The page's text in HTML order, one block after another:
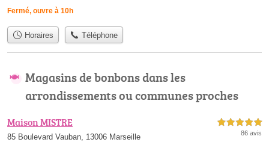
Fermé, ouvre à 10h
Horaires Téléphone
Magasins de bonbons dans les
arrondissements ou communes proches
Maison MISTRE
85 Boulevard Vauban, 13006 Marseille
5,0 étoiles sur 5
86 avis